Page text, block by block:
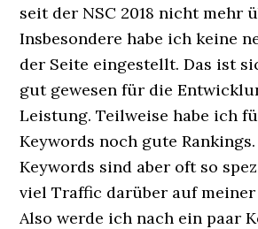
seit der NSC 2018 nicht mehr
Insbesondere habe ich keine
der Seite eingestellt. Das ist
gut gewesen für die
Leistung. Teilweise habe ich
Keywords noch gute Rankings.
Keywords sind aber oft so
viel Traffic darüber auf
Also werde ich nach ein paar